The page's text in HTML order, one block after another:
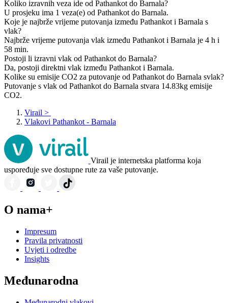
Koliko izravnih veza ide od Pathankot do Barnala?
U prosjeku ima 1 veza(e) od Pathankot do Barnala.
Koje je najbrže vrijeme putovanja između Pathankot i Barnala s
vlak?
Najbrže vrijeme putovanja vlak između Pathankot i Barnala je 4 h i
58 min.
Postoji li izravni vlak od Pathankot do Barnala?
Da, postoji direktni vlak između Pathankot i Barnala.
Kolike su emisije CO2 za putovanje od Pathankot do Barnala svlak?
Putovanje s vlak od Pathankot do Barnala stvara 14.83kg emisije
CO2.
Virail >
Vlakovi Pathankot - Barnala
Virail je internetska platforma koja
uspoređuje sve dostupne rute za vaše putovanje.
O nama+
Impresum
Pravila privatnosti
Uvjeti i odredbe
Insights
Međunarodna